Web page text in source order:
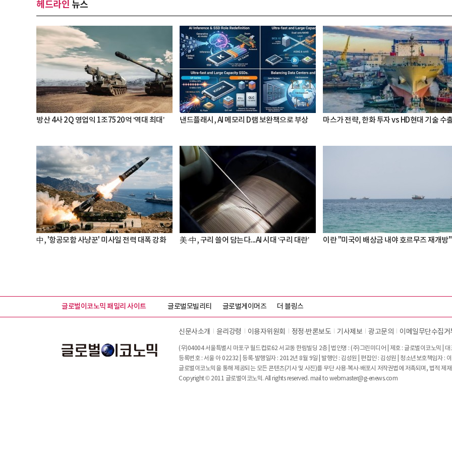
헤드라인 뉴스
방산 4사 2Q 영업익 1조7520억 ‘역대 최대’ 낸드플래시, AI 메모리 D램 보완책으로 부상 마스가 전략, 한화 투자 vs HD현대 기술 수
中, '항공모함 사냥꾼' 미사일 전력 대폭 강화 美·中, 구리 쓸어 담는다...AI 시대 ‘구리 대란’ 이란 "미국이 배상금 내야 호르무즈 재개방"
글로벌이코노믹 패밀리 사이트 글로벌모빌리티 글로벌게이머즈 더 블링스
신문사소개 윤리강령 이용자위원회 정정∙반론보도 기사제보 광고문의 이메일무단수집거
(우)04004 서울특별시 마포구 월드컵로62 서교동 한림빌딩 2층 | 법인명 : (주)그린미디어 | 제호 : 글로벌이코노믹 |
등록번호 : 서울 아 02232 | 등록·발행일자 : 2012년 8월 9일 | 발행인 : 김성원 | 편집인 : 김성원 | 청소년보호책임자 :
글로벌이코노믹을 통해 제공되는 모든 콘텐츠(기사 및 사진)를 무단 사용·복사·배포시 저작권법에 저촉되며, 법적 제
Copyright © 2011 글로벌이코노믹. All rights reserved. mail to webmaster@g-enews.com